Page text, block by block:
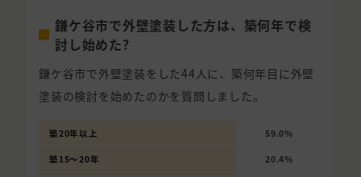
鎌ケ谷市で外壁塗装した方は、築何年で検
討し始めた?
鎌ケ谷市で外壁塗装をした44人に、築何年目に外壁
塗装の検討を始めたのかを質問しました。
築20年以上 59.0%
築15〜20年 20.4%